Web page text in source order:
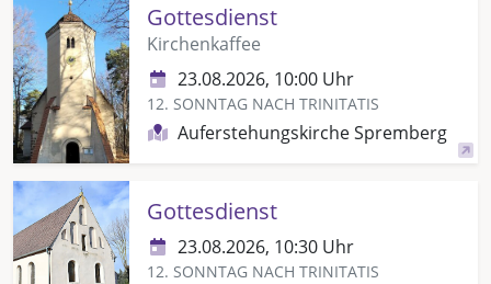
Gottesdienst
Kirchenkaffee
23.08.2026, 10:00 Uhr
12. SONNTAG NACH TRINITATIS
Auferstehungskirche Spremberg
Gottesdienst
23.08.2026, 10:30 Uhr
12. SONNTAG NACH TRINITATIS